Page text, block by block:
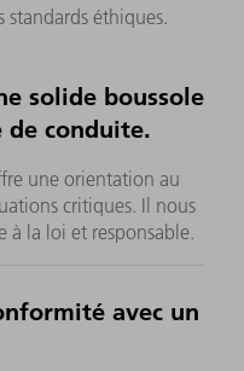
éthiques.
solide boussole
de conduite.
une orientation au
critiques. Il nous
à la loi et responsable.
avec un